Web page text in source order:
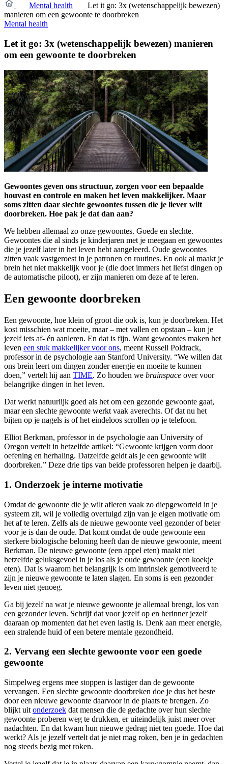
Mental health
Let it go: 3x (wetenschappelijk bewezen)
manieren om een gewoonte te doorbreken
Mental health
Let it go: 3x (wetenschappelijk bewezen) manieren
om een gewoonte te doorbreken
Gewoontes geven ons structuur, zorgen voor een bepaalde
houvast en controle en maken het leven makkelijker. Maar
soms zitten daar slechte gewoontes tussen die je liever wilt
doorbreken. Hoe pak je dat dan aan?
We hebben allemaal zo onze gewoontes. Goede en slechte.
Gewoontes die al sinds je kinderjaren met je meegaan en gewoontes
die je jezelf later in het leven hebt aangeleerd. Oude gewoontes
zitten vaak vastgeroest in je patronen en routines. En ook al maakt je
brein het niet makkelijk voor je (die doet immers het liefst dingen op
de automatische piloot), er zijn manieren om deze af te leren.
Een gewoonte doorbreken
Een gewoonte, hoe klein of groot die ook is, kun je doorbreken. Het
kost misschien wat moeite, maar – met vallen en opstaan – kun je
jezelf iets af- én aanleren. En dat is fijn. Want gewoontes maken het
leven een stuk makkelijker voor ons, meent Russell Poldrack,
professor in de psychologie aan Stanford University. “We willen dat
ons brein leert om dingen zonder energie en moeite te kunnen
doen,” vertelt hij aan TIME. Zo houden we brainspace over voor
belangrijke dingen in het leven.
Dat werkt natuurlijk goed als het om een gezonde gewoonte gaat,
maar een slechte gewoonte werkt vaak averechts. Of dat nu het
bijten op je nagels is of het eindeloos scrollen op je telefoon.
Elliot Berkman, professor in de psychologie aan University of
Oregon vertelt in hetzelfde artikel: “Gewoonte krijgen vorm door
oefening en herhaling. Datzelfde geldt als je een gewoonte wilt
doorbreken.” Deze drie tips van beide professoren helpen je daarbij.
1. Onderzoek je interne motivatie
Omdat de gewoonte die je wilt afleren vaak zo diepgeworteld in je
systeem zit, wil je volledig overtuigd zijn van je eigen motivatie om
het af te leren. Zelfs als de nieuwe gewoonte veel gezonder of beter
voor je is dan de oude. Dat komt omdat de oude gewoonte een
sterkere biologische beloning heeft dan de nieuwe gewoonte, meent
Berkman. De nieuwe gewoonte (een appel eten) maakt niet
hetzelfde geluksgevoel in je los als je oude gewoonte (een koekje
eten). Dat is waarom het belangrijk is om intrinsiek gemotiveerd te
zijn je nieuwe gewoonte te laten slagen. En soms is een gezonder
leven niet genoeg.
Ga bij jezelf na wat je nieuwe gewoonte je allemaal brengt, los van
een gezonder leven. Schrijf dat voor jezelf op en herinner jezelf
daaraan op momenten dat het even lastig is. Denk aan meer energie,
een stralende huid of een betere mentale gezondheid.
2. Vervang een slechte gewoonte voor een goede
gewoonte
Simpelweg ergens mee stoppen is lastiger dan de gewoonte
vervangen. Een slechte gewoonte doorbreken doe je dus het beste
door een nieuwe gewoonte daarvoor in de plaats te brengen. Zo
blijkt uit onderzoek dat mensen die de gedachte over hun slechte
gewoonte proberen weg te drukken, er uiteindelijk juist meer over
nadachten. En dat kwam hun nieuwe gedrag niet ten goede. Hoe dat
werkt? Als je jezelf vertelt dat je niet mag roken, ben je in gedachten
nog steeds bezig met roken.